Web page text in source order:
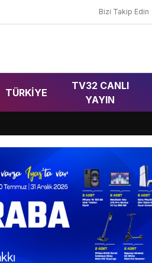
Bizi Takip Edin
TÜRKIYE
TV32 CANLI
YAYIN